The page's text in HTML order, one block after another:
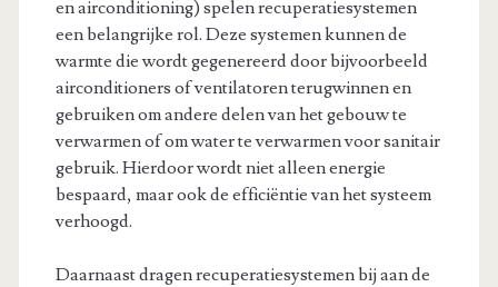
en airconditioning) spelen recuperatiesystemen
een belangrijke rol. Deze systemen kunnen de
warmte die wordt gegenereerd door bijvoorbeeld
airconditioners of ventilatoren terugwinnen en
gebruiken om andere delen van het gebouw te
verwarmen of om water te verwarmen voor sanitair
gebruik. Hierdoor wordt niet alleen energie
bespaard, maar ook de efficiëntie van het systeem
verhoogd.
Daarnaast dragen recuperatiesystemen bij aan de